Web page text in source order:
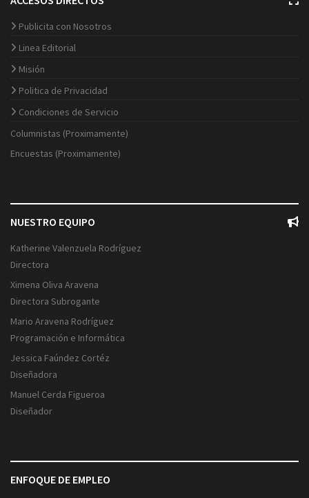
Publicita con Nosotros
Linea Editorial
Misión
Politica de Privacidad
Condiciones de Servicio
Columnistas (Proximamente)
Encuestas (Proximamente)
NUESTRO EQUIPO
Katherine Valenzuela Rodríguez
Directora
Ximena Oliva Aravena
Directora Subrogante
Mario Aravena Rodríguez
Programación e Informática
Jessica Faúndez Cortéz
Diseñadora
Manuel Cerda Figueroa
Diseñador
ENFOQUE DE EMPLEO